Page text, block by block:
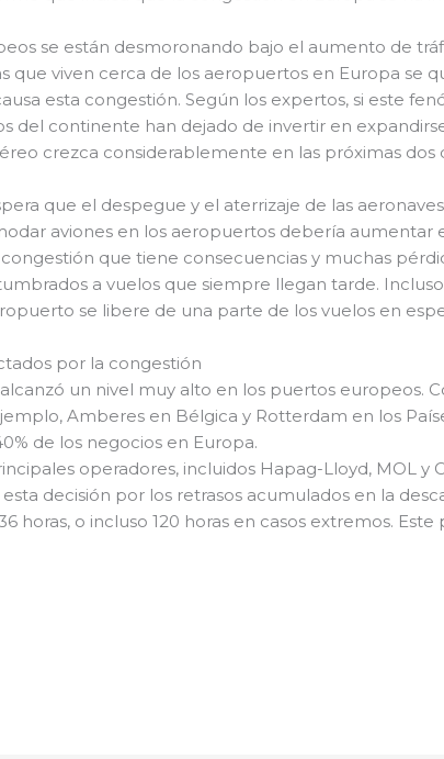
se están desmoronando bajo el aumento de
que viven cerca de los aeropuertos en Europa se
esta congestión. Según los expertos, si este
del continente han dejado de invertir en
crezca considerablemente en las próximas dos
que el despegue y el aterrizaje de las
aviones en los aeropuertos debería aumentar
que tiene consecuencias y muchas
a vuelos que siempre llegan tarde.
se libere de una parte de los vuelos en
por la congestión
alcanzó un nivel muy alto en los puertos europeos.
Amberes en Bélgica y Rotterdam en los
de los negocios en Europa.
operadores, incluidos Hapag-Lloyd, MOL
decisión por los retrasos acumulados en la
horas, o incluso 120 horas en casos extremos.